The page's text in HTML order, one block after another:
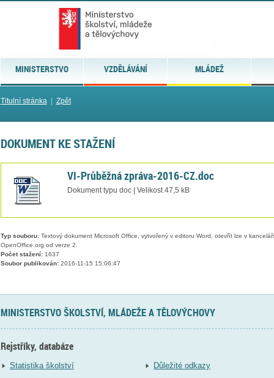
MINISTERSTVO VZDĚLÁVÁNÍ MLÁDEŽ
Titulní stránka| Zpět
DOKUMENT KE STAŽENÍ
VI-Průběžná zpráva-2016-CZ.doc
Dokument typu doc | Velikost 47,5 kB
Typ souboru:Textový dokument Microsoft Office, vytvořený v editoru Word, otevřít lze v
OpenOffice.org od verze 2.
Počet stažení:1637
Soubor publikován:2016-11-15 15:06:47
MINISTERSTVO ŠKOLSTVÍ, MLÁDEŽE A TĚLOVÝCHOVY
Rejstříky, databáze
Statistika školství
Důležité odkazy